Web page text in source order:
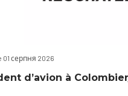
01 серпня 2026
d’avion à